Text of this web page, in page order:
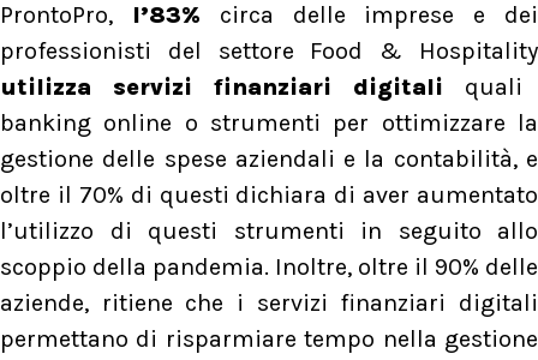
ProntoPro, l’83% circa delle imprese e dei
professionisti del settore Food & Hospitality
utilizza servizi finanziari digitali quali
banking online o strumenti per ottimizzare la
gestione delle spese aziendali e la contabilità, e
oltre il 70% di questi dichiara di aver aumentato
l’utilizzo di questi strumenti in seguito allo
scoppio della pandemia. Inoltre, oltre il 90% delle
aziende, ritiene che i servizi finanziari digitali
permettano di risparmiare tempo nella gestione